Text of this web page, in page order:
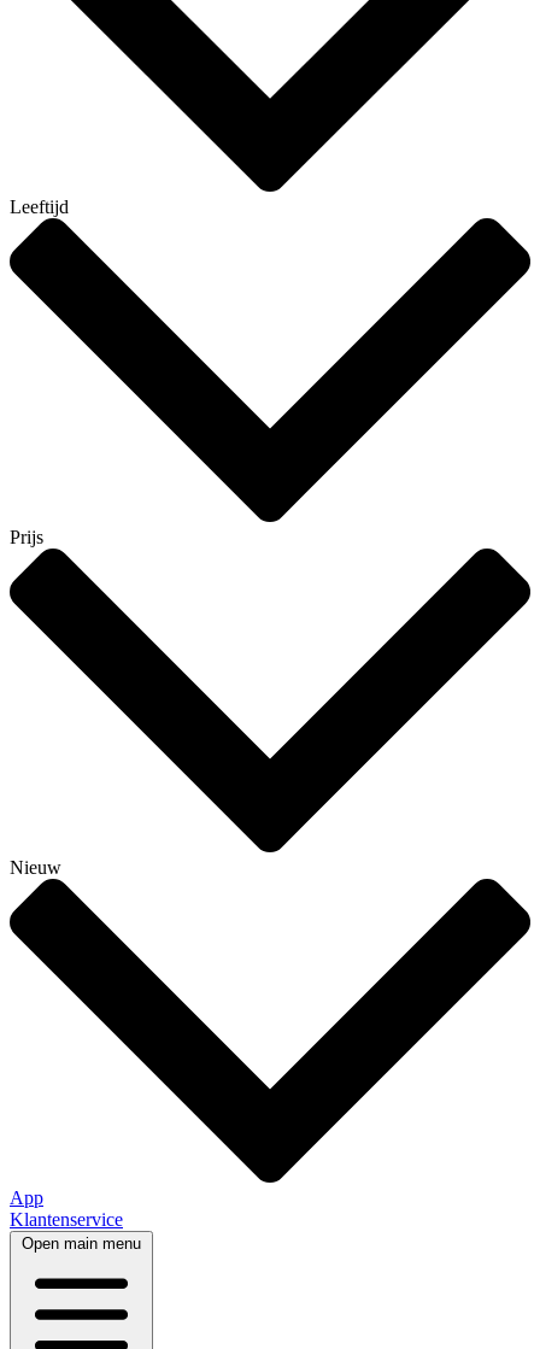
Leeftijd
Prijs
Nieuw
App
Klantenservice
Open main menu